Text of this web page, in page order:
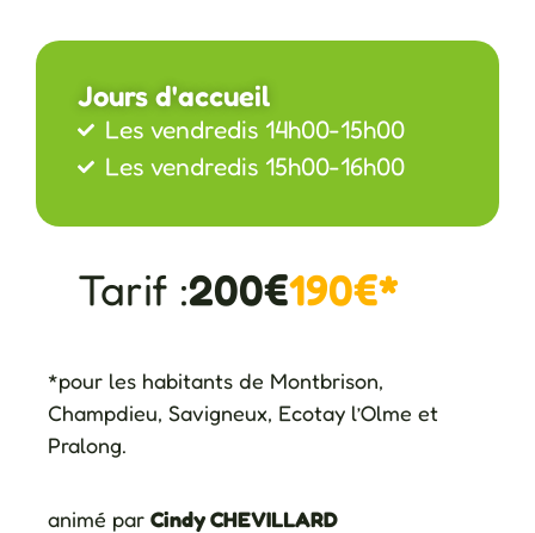
Jours d'accueil
Les vendredis 14h00-15h00
Les vendredis 15h00-16h00
Tarif :200€190€*
*pour les habitants de Montbrison,
Champdieu, Savigneux, Ecotay l’Olme et
Pralong.
animé par Cindy CHEVILLARD